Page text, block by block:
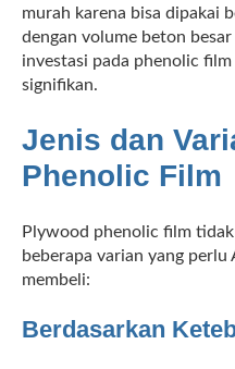
murah karena bisa dipakai
dengan volume beton
investasi pada phenolic
signifikan.
Jenis dan
Phenolic Film
Plywood phenolic film tidak
beberapa varian yang perlu
membeli:
Berdasarkan